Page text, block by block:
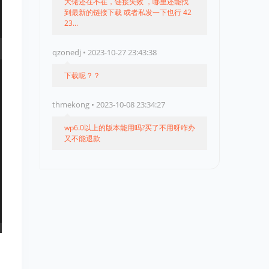
到最新的链接下载 或者私发一下也行 42
23...
qzonedj • 2023-10-27 23:43:38
下载呢？？
thmekong • 2023-10-08 23:34:27
wp6.0以上的版本能用吗?买了不用呀咋办
又不能退款